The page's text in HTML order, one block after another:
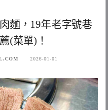
麵，19年老字號巷
(菜單)！
2026-01-01